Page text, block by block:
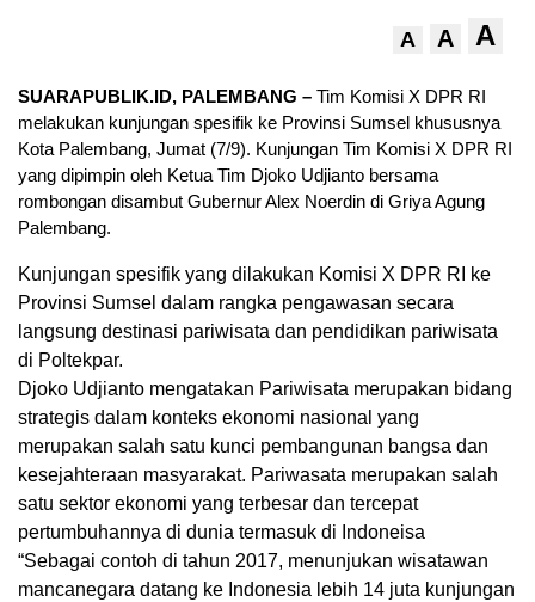
A A A
SUARAPUBLIK.ID, PALEMBANG – Tim Komisi X DPR RI
melakukan kunjungan spesifik ke Provinsi Sumsel khususnya
Kota Palembang, Jumat (7/9). Kunjungan Tim Komisi X DPR RI
yang dipimpin oleh Ketua Tim Djoko Udjianto bersama
rombongan disambut Gubernur Alex Noerdin di Griya Agung
Palembang.
Kunjungan spesifik yang dilakukan Komisi X DPR RI ke
Provinsi Sumsel dalam rangka pengawasan secara
langsung destinasi pariwisata dan pendidikan pariwisata
di Poltekpar.
Djoko Udjianto mengatakan Pariwisata merupakan bidang
strategis dalam konteks ekonomi nasional yang
merupakan salah satu kunci pembangunan bangsa dan
kesejahteraan masyarakat. Pariwasata merupakan salah
satu sektor ekonomi yang terbesar dan tercepat
pertumbuhannya di dunia termasuk di Indoneisa
“Sebagai contoh di tahun 2017, menunjukan wisatawan
mancanegara datang ke Indonesia lebih 14 juta kunjungan